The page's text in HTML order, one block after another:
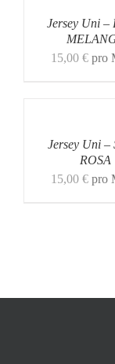
Jersey Uni –
15,00 € pro
Jersey Uni –
ROSA
15,00 € pro